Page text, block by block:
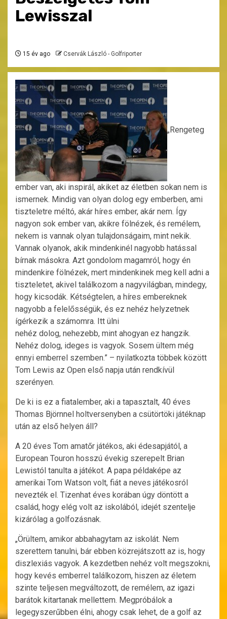
Lewisszal
15 év ago Cservák László - Golfriporter
„Rengeteg
ember van, aki inspirál, akiket az életben sokan nem is
ismernek. Mindig van olyan dolog egy emberben, ami
tiszteletre méltó, akár híres ember, akár nem. Így
nagyon sok ember van, akikre fölnézek, és remélem,
nekem is vannak olyan tulajdonságaim, mint nekik.
Vannak olyanok, akik mindenkinél nagyobb hatással
bírnak másokra. Azt gondolom magamról, hogy én
mindenkire fölnézek, mert mindenkinek meg kell adni a
tiszteletet, akivel találkozom a nagyvilágban, mindegy,
hogy kicsodák. Kétségtelen, a híres embereknek
nagyobb a felelősségük, és ez nehéz helyzetnek
ígérkezik a számomra. Itt ülni
nehéz dolog, nehezebb, mint ahogyan ez hangzik.
Nehéz dolog, ideges is vagyok. Sosem ültem még
ennyi emberrel szemben.” – nyilatkozta többek között
Tom Lewis az Open első napja után rendkívül
szerényen.
De ki is ez a fiatalember, aki a tapasztalt, 40 éves
Thomas Björnnel holtversenyben a csütörtöki játéknap
után az első helyen áll?
A 20 éves Tom amatőr játékos, aki édesapjától, a
European Touron hosszú évekig szerepelt Brian
Lewistól tanulta a játékot. A papa példaképe az
amerikai Tom Watson volt, fiát a neves játékosról
nevezték el. Tizenhat éves korában úgy döntött a
család, hogy elég volt az iskolából, idejét szentelje
kizárólag a golfozásnak.
„Örültem, amikor abbahagytam az iskolát. Nem
szerettem tanulni, bár ebben közrejátszott az is, hogy
diszlexiás vagyok. A kezdetben nehéz volt megszokni,
hogy kevés emberrel találkozom, hiszen az életem
szinte teljesen megváltozott, de remélem, az igazi
barátok kitartanak mellettem. Megpróbálok a
legegyszerűbben élni, ahogy csak lehet, de a golf az